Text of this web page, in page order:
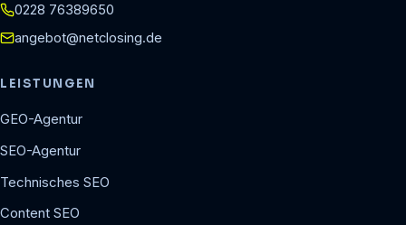
0228 76389650
angebot@netclosing.de
LEISTUNGEN
GEO-Agentur
SEO-Agentur
Technisches SEO
Content SEO